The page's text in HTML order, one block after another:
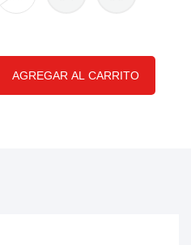
AGREGAR AL CARRITO